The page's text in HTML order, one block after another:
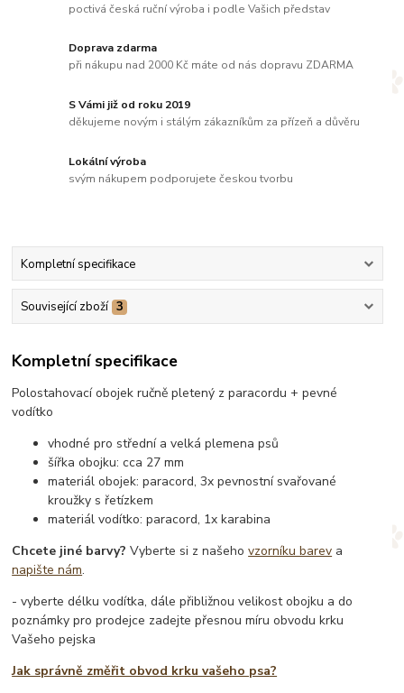
poctivá česká ruční výroba i podle Vašich představ
Doprava zdarma
při nákupu nad 2000 Kč máte od nás dopravu ZDARMA
S Vámi již od roku 2019
děkujeme novým i stálým zákazníkům za přízeň a důvěru
Lokální výroba
svým nákupem podporujete českou tvorbu
Kompletní specifikace
Související zboží 3
Kompletní specifikace
Polostahovací obojek ručně pletený z paracordu + pevné
vodítko
vhodné pro střední a velká plemena psů
šířka obojku: cca 27 mm
materiál obojek: paracord, 3x pevnostní svařované
kroužky s řetízkem
materiál vodítko: paracord, 1x karabina
Chcete jiné barvy? Vyberte si z našehovzorníku barev a
napište nám.
- vyberte délku vodítka, dále přibližnou velikost obojku a do
poznámky pro prodejce zadejte přesnou míru obvodu krku
Vašeho pejska
Jak správně změřit obvod krku vašeho psa?